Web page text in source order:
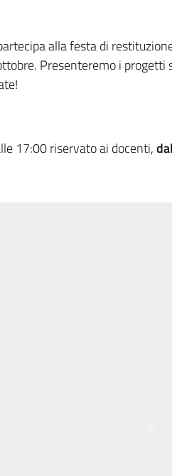
alla festa di
Presenteremo i progetti
17:00 riservato ai docenti,